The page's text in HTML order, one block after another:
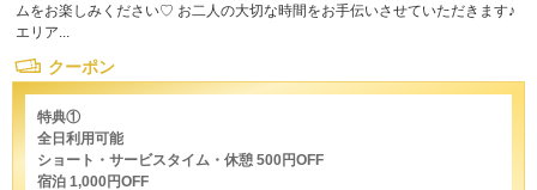
ムをお楽しみください♡ お二人の大切な時間をお手伝いさせていただきます♪
エリア...
クーポン
特典①
全日利用可能
ショート・サービスタイム・休憩 500円OFF
宿泊 1,000円OFF